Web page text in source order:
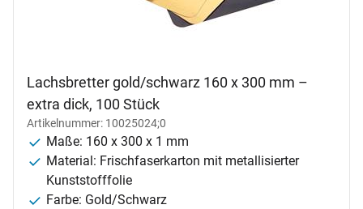
Lachsbretter gold/schwarz 160 x 300 mm –
extra dick, 100 Stück
Artikelnummer: 10025024;0
Maße: 160 x 300 x 1 mm
Material: Frischfaserkarton mit metallisierter
Kunststofffolie
Farbe: Gold/Schwarz